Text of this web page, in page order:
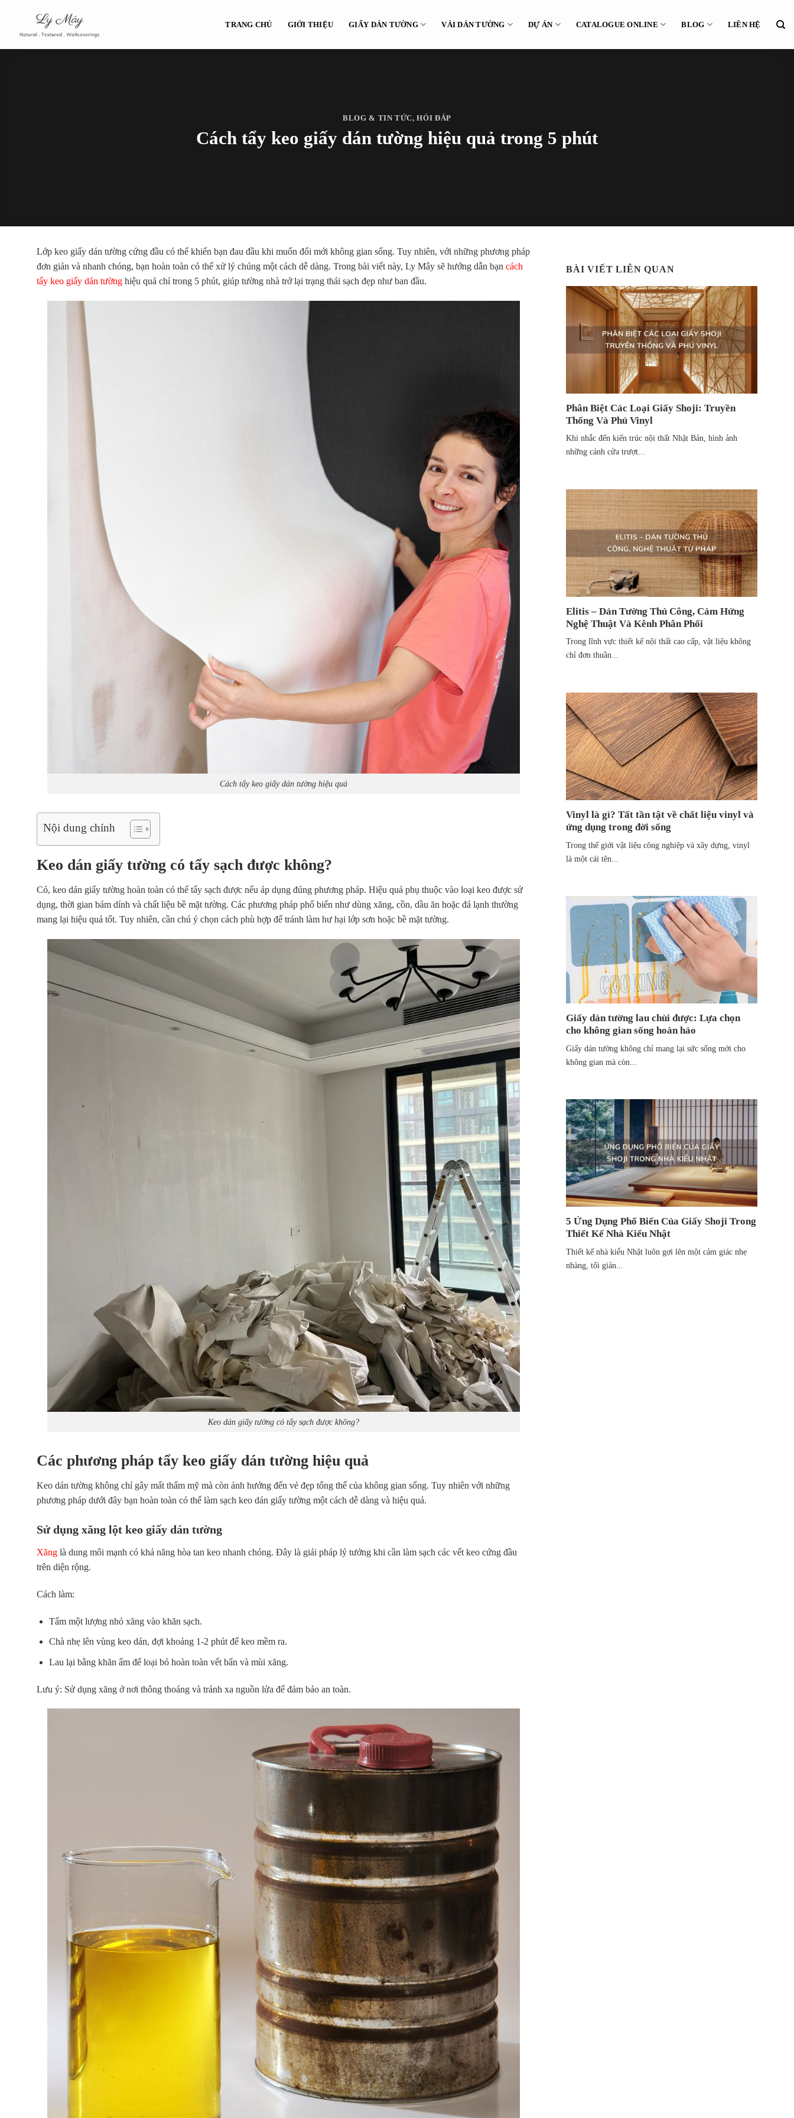
dung
TRANG CHỦ GIỚI THIỆU GIẤY DÁN TƯỜNG VẢI DÁN TƯỜNG DỰ ÁN CATALOGUE ONLINE BLOG LIÊN HỆ
BLOG & TIN TỨC,HỎI ĐÁP
Cách tẩy keo giấy dán tường hiệu quả trong 5 phút
Lớp keo giấy dán tường cứng đầu có thể khiến bạn đau đầu khi muốn đổi mới không gian sống. Tuy nhiên, với những phương pháp
đơn giản và nhanh chóng, bạn hoàn toàn có thể xử lý chúng một cách dễ dàng. Trong bài viết này, Ly Mây sẽ hướng dẫn bạn cách
tẩy keo giấy dán tường hiệu quả chỉ trong 5 phút, giúp tường nhà trở lại trạng thái sạch đẹp như ban đầu.
Cách tẩy keo giấy dán tường hiệu quả
Nội dung chính
Keo dán giấy tường có tẩy sạch được không?
Có, keo dán giấy tường hoàn toàn có thể tẩy sạch được nếu áp dụng đúng phương pháp. Hiệu quả phụ thuộc vào loại keo được sử
dụng, thời gian bám dính và chất liệu bề mặt tường. Các phương pháp phổ biến như dùng xăng, cồn, dầu ăn hoặc đá lạnh thường
mang lại hiệu quả tốt. Tuy nhiên, cần chú ý chọn cách phù hợp để tránh làm hư hại lớp sơn hoặc bề mặt tường.
Keo dán giấy tường có tẩy sạch được không?
Các phương pháp tẩy keo giấy dán tường hiệu quả
Keo dán tường không chỉ gây mất thẩm mỹ mà còn ảnh hưởng đến vẻ đẹp tổng thể của không gian sống. Tuy nhiên với những
phương pháp dưới đây bạn hoàn toàn có thể làm sạch keo dán giấy tường một cách dễ dàng và hiệu quả.
Sử dụng xăng lột keo giấy dán tường
Xăng là dung môi mạnh có khả năng hòa tan keo nhanh chóng. Đây là giải pháp lý tưởng khi cần làm sạch các vết keo cứng đầu
trên diện rộng.
Cách làm:
Tẩm một lượng nhỏ xăng vào khăn sạch.
Chà nhẹ lên vùng keo dán, đợi khoảng 1-2 phút để keo mềm ra.
Lau lại bằng khăn ẩm để loại bỏ hoàn toàn vết bẩn và mùi xăng.
Lưu ý: Sử dụng xăng ở nơi thông thoáng và tránh xa nguồn lửa để đảm bảo an toàn.
BÀI VIẾT LIÊN QUAN
Phân Biệt Các Loại Giấy Shoji: Truyền
Thống Và Phủ Vinyl
Khi nhắc đến kiến trúc nội thất Nhật Bản, hình ảnh
những cánh cửa trượt...
Elitis – Dán Tường Thủ Công, Cảm Hứng
Nghệ Thuật Và Kênh Phân Phối
Trong lĩnh vực thiết kế nội thất cao cấp, vật liệu không
chỉ đơn thuần...
Vinyl là gì? Tất tần tật về chất liệu vinyl và
ứng dụng trong đời sống
Trong thế giới vật liệu công nghiệp và xây dựng, vinyl
là một cái tên...
Giấy dán tường lau chùi được: Lựa chọn
cho không gian sống hoàn hảo
Giấy dán tường không chỉ mang lại sức sống mới cho
không gian mà còn...
5 Ứng Dụng Phổ Biến Của Giấy Shoji Trong
Thiết Kế Nhà Kiểu Nhật
Thiết kế nhà kiểu Nhật luôn gợi lên một cảm giác nhẹ
nhàng, tối giản...